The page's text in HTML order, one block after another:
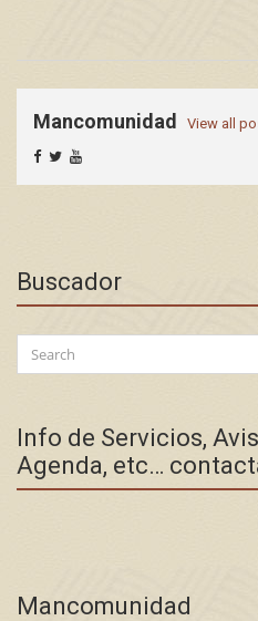
Mancomunidad View all
Buscador
Search
for:
Info de Servicios,
Agenda, etc…
Mancomunidad